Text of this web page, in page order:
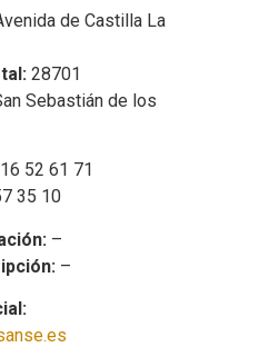
de Castilla La
28701
Sebastián de los
52 61 71
35 10
–
–
: